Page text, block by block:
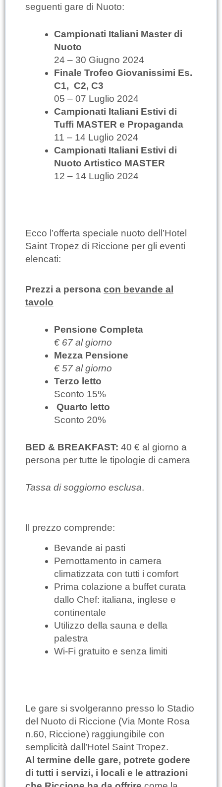
seguenti gare di Nuoto:
Campionati Italiani Master di
Nuoto
24 – 30 Giugno 2024
Finale Trofeo Giovanissimi Es.
C1, C2, C3
05 – 07 Luglio 2024
Campionati Italiani Estivi di
Tuffi MASTER e Propaganda
11 – 14 Luglio 2024
Campionati Italiani Estivi di
Nuoto Artistico MASTER
12 – 14 Luglio 2024
Ecco l’offerta speciale nuoto dell’Hotel
Saint Tropez di Riccione per gli eventi
elencati:
Prezzi a persona con bevande al
tavolo
Pensione Completa
€ 67 al giorno
Mezza Pensione
€ 57 al giorno
Terzo letto
Sconto 15%
Quarto letto
Sconto 20%
BED & BREAKFAST: 40 € al giorno a
persona per tutte le tipologie di camera
Tassa di soggiorno esclusa.
Il prezzo comprende:
Bevande ai pasti
Pernottamento in camera
climatizzata con tutti i comfort
Prima colazione a buffet curata
dallo Chef: italiana, inglese e
continentale
Utilizzo della sauna e della
palestra
Wi-Fi gratuito e senza limiti
Le gare si svolgeranno presso lo Stadio
del Nuoto di Riccione (Via Monte Rosa
n.60, Riccione) raggiungibile con
semplicità dall’Hotel Saint Tropez.
Al termine delle gare, potrete godere
di tutti i servizi, i locali e le attrazioni